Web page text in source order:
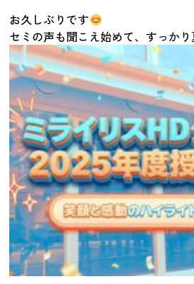
お久しぶりです
セミの声も聞こえ始めて、すっかり